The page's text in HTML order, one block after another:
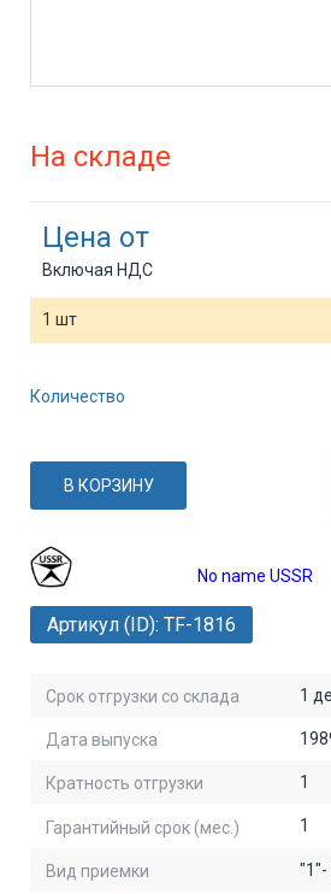
No name USSR
Артикул (ID): TF-1816
Срок отгрузки со склада 1
Дата выпуска
Кратность отгрузки 1
Гарантийный срок (мес.) 1
Вид приемки
На складе
Цена от
Включая НДС
1 шт
Количество
В КОРЗИНУ